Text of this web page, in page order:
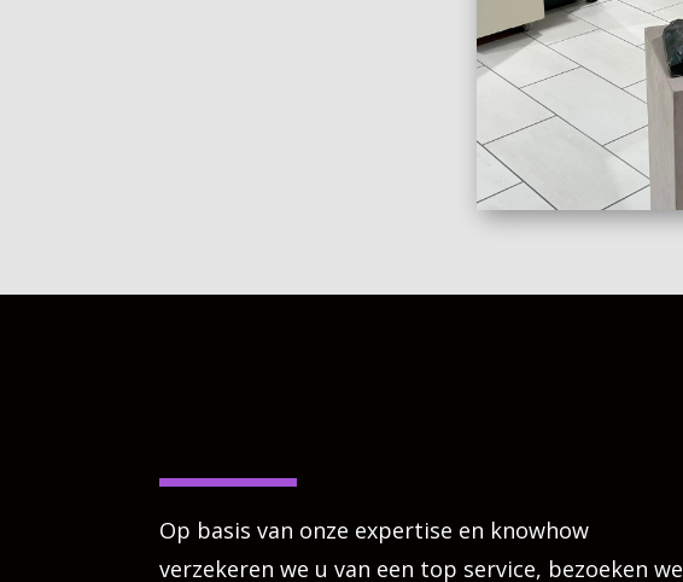
Op basis van onze expertise en knowhow
verzekeren we u van een top service, bezoeken we